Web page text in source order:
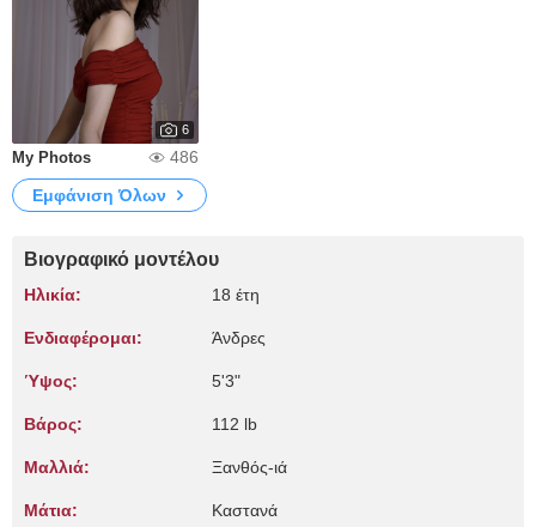
6
My Photos
486
Εμφάνιση Όλων
Βιογραφικό μοντέλου
Ηλικία: 18 έτη
Ενδιαφέρομαι: Άνδρες
Ύψος: 5'3"
Βάρος: 112 lb
Μαλλιά: Ξανθός-ιά
Μάτια: Καστανά